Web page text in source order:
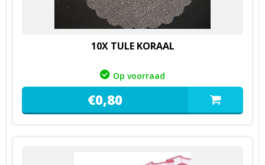
10X TULE KORAAL
Op voorraad
€0,80